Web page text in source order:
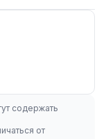
содержать
от